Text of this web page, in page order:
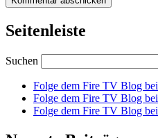
Seitenleiste
Suchen
Folge dem Fire TV Blog bei
Folge dem Fire TV Blog bei
Folge dem Fire TV Blog bei